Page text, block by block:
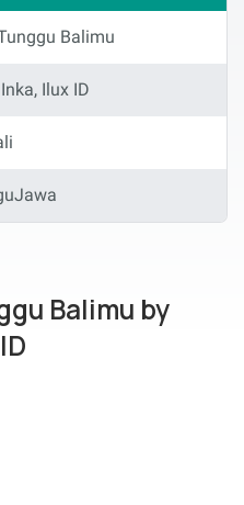
Balimu
Ilux ID
Balimu by